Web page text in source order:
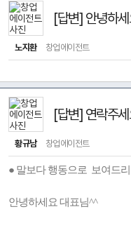
[답변] 안녕하
노지환 창업에이전트
[답변] 연락주
황규남 창업에이전트
● 말보다 행동으로 보여드
안녕하세요 대표님^^